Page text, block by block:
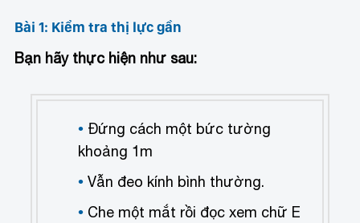
Bài 1: Kiểm tra thị lực gần
Bạn hãy thực hiện như sau:
Đứng cách một bức tường
khoảng 1m
Vẫn đeo kính bình thường.
Che một mắt rồi đọc xem chữ E